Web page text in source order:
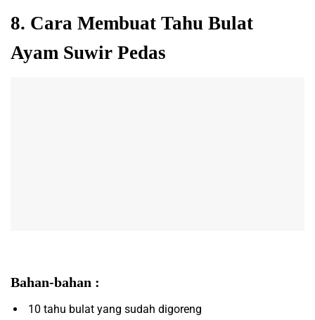
8. Cara Membuat Tahu Bulat
Ayam Suwir Pedas
Bahan-bahan :
10 tahu bulat yang sudah digoreng